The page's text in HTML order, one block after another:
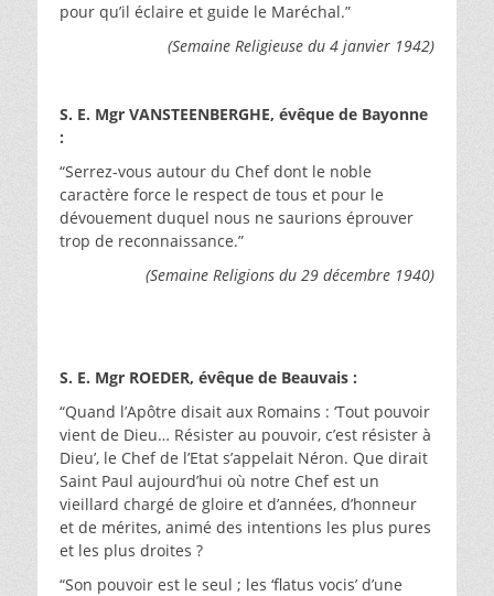
pour qu’il éclaire et guide le Maréchal.”
(Semaine Religieuse du 4 janvier 1942)
S. E. Mgr VANSTEENBERGHE, évêque de Bayonne
:
“Serrez-vous autour du Chef dont le noble
caractère force le respect de tous et pour le
dévouement duquel nous ne saurions éprouver
trop de reconnaissance.”
(Semaine Religions du 29 décembre 1940)
S. E. Mgr ROEDER, évêque de Beauvais :
“Quand l’Apôtre disait aux Romains : ‘Tout pouvoir
vient de Dieu… Résister au pouvoir, c’est résister à
Dieu’, le Chef de l’Etat s’appelait Néron. Que dirait
Saint Paul aujourd’hui où notre Chef est un
vieillard chargé de gloire et d’années, d’honneur
et de mérites, animé des intentions les plus pures
et les plus droites ?
“Son pouvoir est le seul ; les ‘flatus vocis’ d’une